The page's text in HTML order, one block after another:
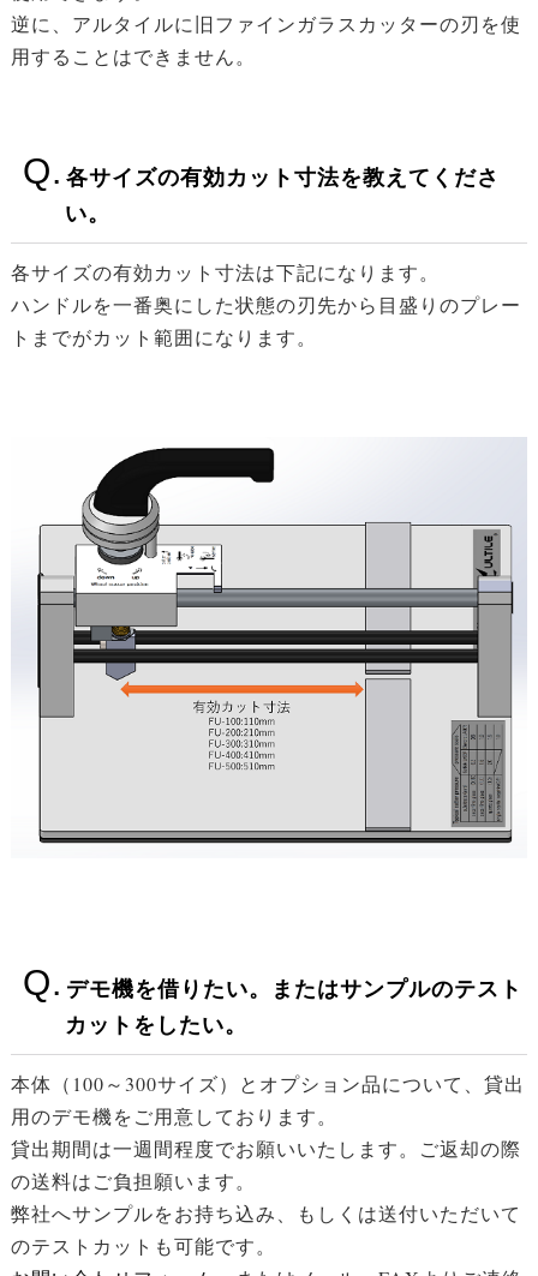
逆に、アルタイルに旧ファインガラスカッターの刃を使
用することはできません。
各サイズの有効カット寸法を教えてくださ
い。
各サイズの有効カット寸法は下記になります。
ハンドルを一番奥にした状態の刃先から目盛りのプレー
トまでがカット範囲になります。
デモ機を借りたい。またはサンプルのテスト
カットをしたい。
本体（100～300サイズ）とオプション品について、貸出
用のデモ機をご用意しております。
貸出期間は一週間程度でお願いいたします。ご返却の際
の送料はご負担願います。
弊社へサンプルをお持ち込み、もしくは送付いただいて
のテストカットも可能です。